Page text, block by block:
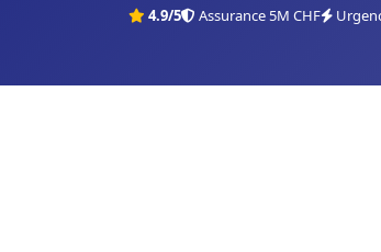
4.9/5 Assurance 5M CHF